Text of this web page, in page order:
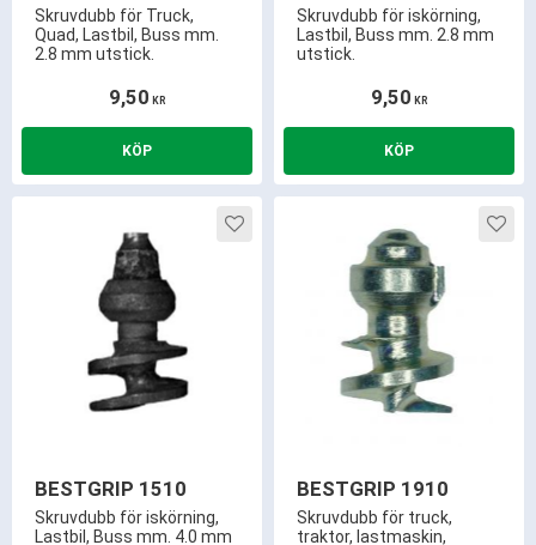
Skruvdubb för Truck,
Quad, Lastbil, Buss mm.
2.8 mm utstick.
9,50 KR
Skruvdubb för iskörning,
Lastbil, Buss mm. 2.8 mm
utstick.
9,50 KR
BESTGRIP 1510
Skruvdubb för iskörning,
Lastbil, Buss mm. 4.0 mm
Lägg till i favoriter
BESTGRIP 1910
Skruvdubb för truck,
traktor, lastmaskin,